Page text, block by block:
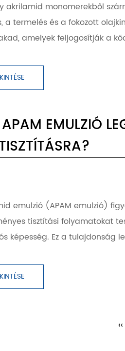
akrilamid monomerekből
a termelés és a fokozott
amelyek feljogosítják a
EMULZIÓ
emulzió (APAM emulzió)
tisztítási folyamatokat
képesség. Ez a tulajdonság
‹‹